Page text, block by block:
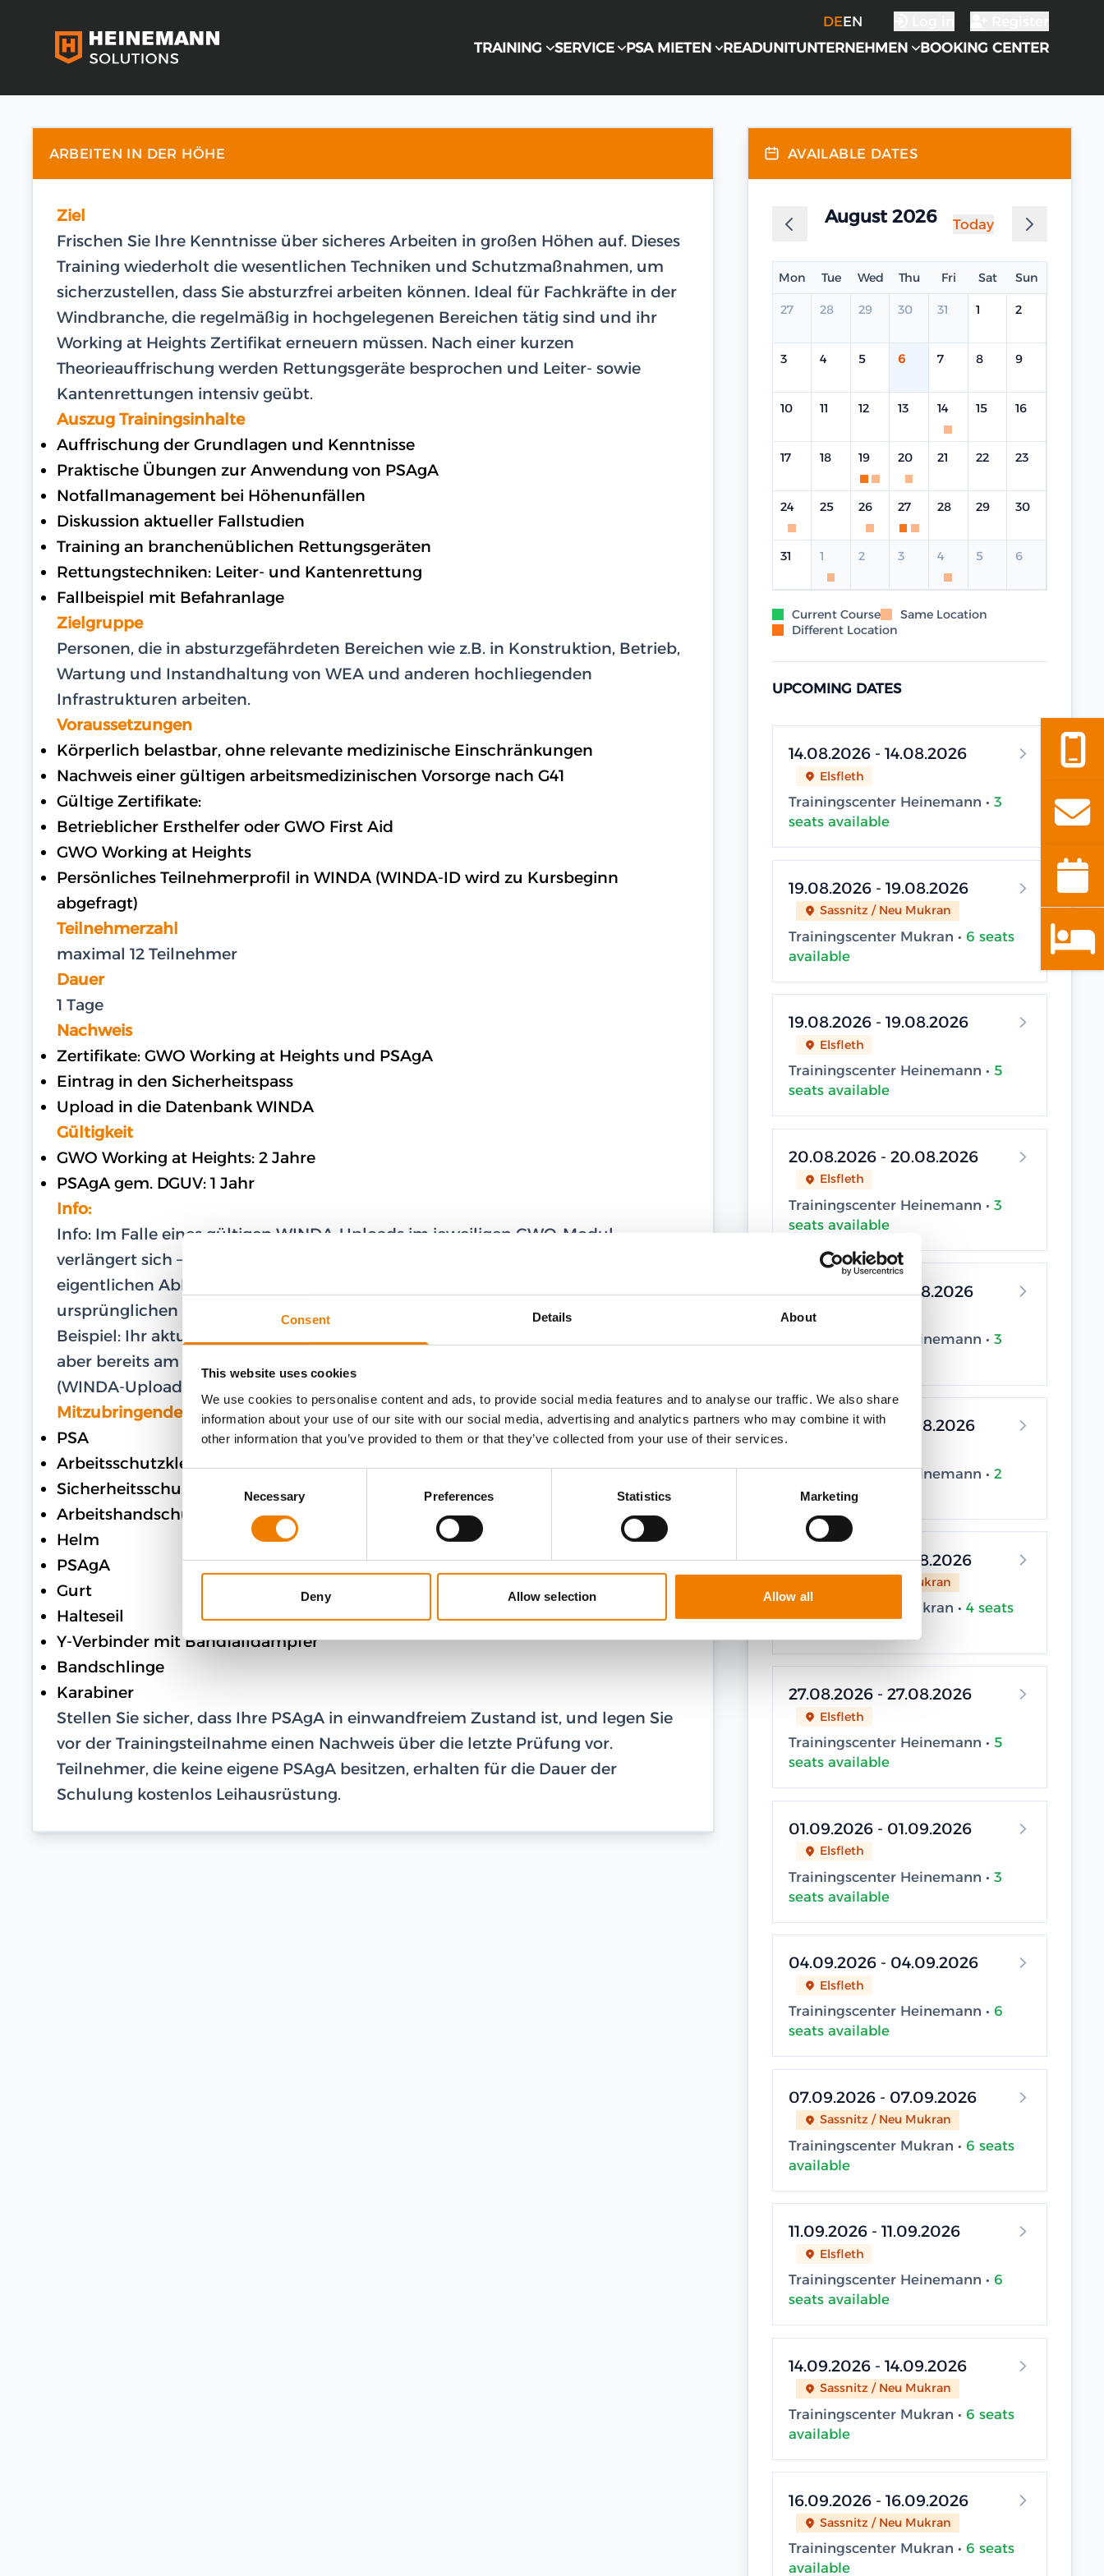
Consent Details About
This website uses cookies
We use cookies to personalise content and ads, to provide social media features and to analyse our traffic. We also share
information about your use of our site with our social media, advertising and analytics partners who may combine it with
other information that you’ve provided to them or that they’ve collected from your use of their services.
Necessary Preferences Statistics Marketing
Deny Allow selection Allow all
DEEN
TRAINING
SERVICE PSA MIETEN READUNITUNTERNEHMEN BOOKING CENTER
ARBEITEN IN DER HÖHE
Ziel
Frischen Sie Ihre Kenntnisse über sicheres Arbeiten in großen Höhen auf. Dieses
Training wiederholt die wesentlichen Techniken und Schutzmaßnahmen, um
sicherzustellen, dass Sie absturzfrei arbeiten können. Ideal für Fachkräfte in der
Windbranche, die regelmäßig in hochgelegenen Bereichen tätig sind und ihr
Working at Heights Zertifikat erneuern müssen. Nach einer kurzen
Theorieauffrischung werden Rettungsgeräte besprochen und Leiter- sowie
Kantenrettungen intensiv geübt.
Auszug Trainingsinhalte
Auffrischung der Grundlagen und Kenntnisse
Praktische Übungen zur Anwendung von PSAgA
Notfallmanagement bei Höhenunfällen
Diskussion aktueller Fallstudien
Training an branchenüblichen Rettungsgeräten
Rettungstechniken: Leiter- und Kantenrettung
Fallbeispiel mit Befahranlage
Zielgruppe
Personen, die in absturzgefährdeten Bereichen wie z.B. in Konstruktion, Betrieb,
Wartung und Instandhaltung von WEA und anderen hochliegenden
Infrastrukturen arbeiten.
Voraussetzungen
Körperlich belastbar, ohne relevante medizinische Einschränkungen
Nachweis einer gültigen arbeitsmedizinischen Vorsorge nach G41
Gültige Zertifikate:
Betrieblicher Ersthelfer oder GWO First Aid
GWO Working at Heights
Persönliches Teilnehmerprofil in WINDA (WINDA-ID wird zu Kursbeginn
abgefragt)
Teilnehmerzahl
maximal 12 Teilnehmer
Dauer
1 Tage
Nachweis
Zertifikate: GWO Working at Heights und PSAgA
Eintrag in den Sicherheitspass
Upload in die Datenbank WINDA
Gültigkeit
GWO Working at Heights: 2 Jahre
PSAgA gem. DGUV: 1 Jahr
Info:
Info: Im Falle eines gültigen WINDA-Uploads im jeweiligen GWO-Modul,
verlängert sich – im Falle einer Teilnahme von bis zu zwei Monaten vor dem
eigentlichen Ablaufdatum – die Gültigkeit von zwei Jahren ab dem
ursprünglichen Ablaufdatum.
Beispiel: Ihr aktuelles und gültiges Zertifikat läuft am 16.03.2024 ab, Sie nehmen
aber bereits am 27.02.2024 am Training teil, so verlängert sich Ihr Zertifikat
(WINDA-Upload) bis zum 16.03.2026.
Mitzubringende Ausrüstung
PSA
Arbeitsschutzkleidung
Sicherheitsschuhe
Arbeitshandschuhe
Helm
PSAgA
Gurt
Halteseil
Y-Verbinder mit Bandfalldämpfer
Bandschlinge
Karabiner
Stellen Sie sicher, dass Ihre PSAgA in einwandfreiem Zustand ist, und legen Sie
vor der Trainingsteilnahme einen Nachweis über die letzte Prüfung vor.
Teilnehmer, die keine eigene PSAgA besitzen, erhalten für die Dauer der
Schulung kostenlos Leihausrüstung.
AVAILABLE DATES
August 2026 Today
Mon Tue Wed Thu Fri Sat Sun
27 28 29 30 31 1 2
3 4 5 6 7 8 9
10 11 12 13 14 15 16
17 18 19 20 21 22 23
24 25 26 27 28 29 30
31 1 2 3 4 5 6
Current Course
Same Location
Different Location
UPCOMING DATES
14.08.2026 - 14.08.2026
Elsfleth
Trainingscenter Heinemann • 3
seats available
19.08.2026 - 19.08.2026
Sassnitz / Neu Mukran
Trainingscenter Mukran • 6 seats
available
19.08.2026 - 19.08.2026
Elsfleth
Trainingscenter Heinemann • 5
seats available
20.08.2026 - 20.08.2026
Elsfleth
Trainingscenter Heinemann • 3
seats available
24.08.2026 - 24.08.2026
Trainingscenter Heinemann • 3
26.08.2026 - 26.08.2026
Trainingscenter Heinemann • 2
seats available
27.08.2026 - 27.08.2026
Sassnitz / Neu Mukran
Trainingscenter Mukran • 4 seats
27.08.2026 - 27.08.2026
Elsfleth
Trainingscenter Heinemann • 5
seats available
01.09.2026 - 01.09.2026
Elsfleth
Trainingscenter Heinemann • 3
seats available
04.09.2026 - 04.09.2026
Elsfleth
Trainingscenter Heinemann • 6
seats available
07.09.2026 - 07.09.2026
Sassnitz / Neu Mukran
Trainingscenter Mukran • 6 seats
available
11.09.2026 - 11.09.2026
Elsfleth
Trainingscenter Heinemann • 6
seats available
14.09.2026 - 14.09.2026
Sassnitz / Neu Mukran
Trainingscenter Mukran • 6 seats
available
16.09.2026 - 16.09.2026
Sassnitz / Neu Mukran
Trainingscenter Mukran • 6 seats
available